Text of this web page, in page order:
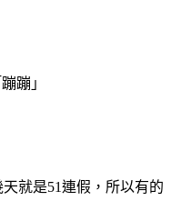
蹦」
就是51連假，所以有的